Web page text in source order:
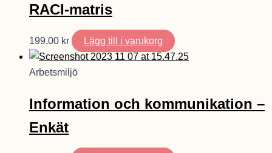
RACI-matris
199,00 kr Lägg till i varukorg
Arbetsmiljö
Information och kommunikation –
Enkät